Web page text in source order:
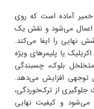
آماده است که روی
می‌شود و نقش یک
نهایی را ایفا می‌کند.
یا پلیمرهای ویژه
بلوک، چسبندگی
توجهی افزایش می‌دهد.
جلوگیری از ترک‌خوردگی،
و کیفیت نهایی